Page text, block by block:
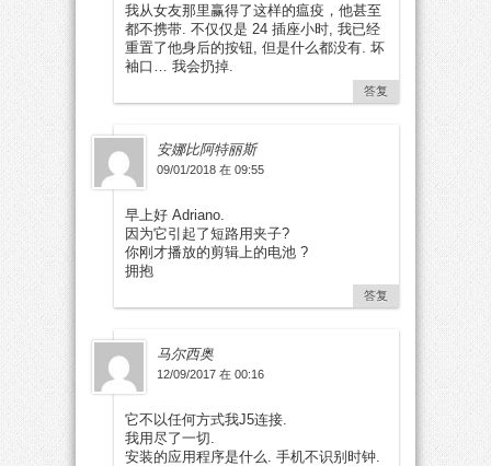
我从女友那里赢得了这样的瘟疫，他甚至
都不携带. 不仅仅是 24 插座小时, 我已经
重置了他身后的按钮, 但是什么都没有. 坏
袖口… 我会扔掉.
答复
安娜比阿特丽斯
09/01/2018 在 09:55
早上好 Adriano.
因为它引起了短路用夹子?
你刚才播放的剪辑上的电池 ?
拥抱
答复
马尔西奥
12/09/2017 在 00:16
它不以任何方式我J5连接.
我用尽了一切.
安装的应用程序是什么. 手机不识别时钟.